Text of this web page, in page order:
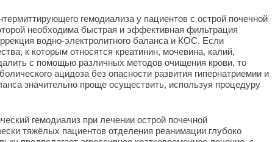
гемодиализа у пациентов с острой почечной
необходима быстрая и эффективная фильтрация
водно-электролитного баланса и КОС. Если
к которым относятся креатинин, мочевина, калий,
с помощью различных методов очищения крови, то
ацидоза без опасности развития гипернатриемии и
значительно проще осуществить, используя процедуру
гемодиализ при лечении острой почечной
тяжёлых пациентов отделения реанимации глубоко